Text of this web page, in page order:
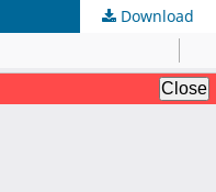
Download